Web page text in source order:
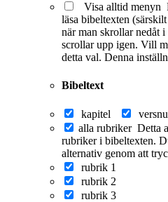
Visa alltid menyn
läsa bibeltexten
när man skrollar nedåt
scrollar upp igen. Vill
detta val. Denna
Bibeltext
kapitel
alla rubriker Detta
rubriker i bibeltexten.
alternativ genom att
rubrik 1
rubrik 2
rubrik 3